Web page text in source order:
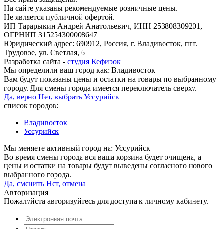
На сайте указаны рекомендуемые розничные цены.
Не является публичной офертой.
ИП Тарарыкин Андрей Анатольевич, ИНН 253808309201,
ОГРНИП 315254300008647
Юридический адрес: 690912, Россия, г. Владивосток, пгт.
Трудовое, ул. Светлая, 6
Разработка сайта - студия Кефирок
Мы определили ваш город как: Владивосток
Вам будут показаны цены и остатки на товары по выбранному
городу. Для смены города имеется переключатель сверху.
Да, верно Нет, выбрать Уссурийск
список городов:
Владивосток
Уссурийск
Мы меняете активный город на: Уссурийск
Во время смены города вся ваша корзина будет очищена, а
цены и остатки на товары будут выведены согласного нового
выбранного города.
Да, сменить Нет, отмена
Авторизация
Пожалуйста авторизуйтесь для доступа к личному кабинету.